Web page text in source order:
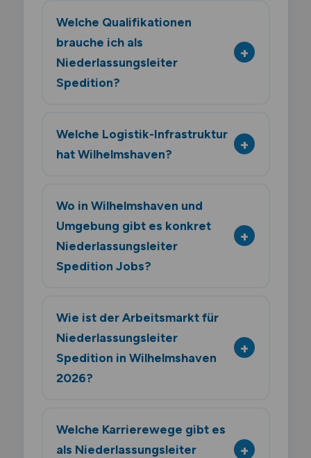
Welche Qualifikationen
brauche ich als
Niederlassungsleiter
Spedition?
Welche Logistik-Infrastruktur
hat Wilhelmshaven?
Wo in Wilhelmshaven und
Umgebung gibt es konkret
Niederlassungsleiter
Spedition Jobs?
Wie ist der Arbeitsmarkt für
Niederlassungsleiter
Spedition in Wilhelmshaven
2026?
Welche Karrierewege gibt es
als Niederlassungsleiter